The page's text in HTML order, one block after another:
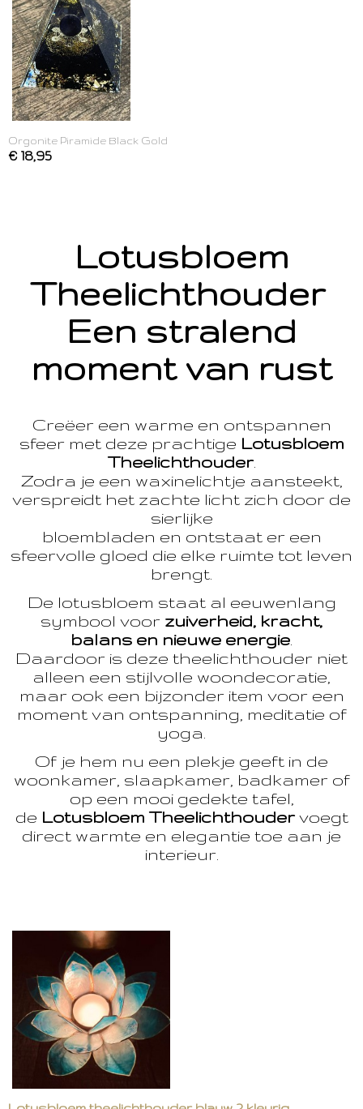
Orgonite Piramide Black Gold
€ 18,95
Lotusbloem
Theelichthouder
Een stralend
moment van rust
Creëer een warme en ontspannen
sfeer met deze prachtige Lotusbloem
Theelichthouder.
Zodra je een waxinelichtje aansteekt,
verspreidt het zachte licht zich door de
sierlijke
bloembladen en ontstaat er een
sfeervolle gloed die elke ruimte tot leven
brengt.
De lotusbloem staat al eeuwenlang
symbool voor zuiverheid, kracht,
balans en nieuwe energie
Daardoor is deze theelichthouder niet
alleen een stijlvolle woondecoratie,
maar ook een bijzonder item voor een
moment van ontspanning, meditatie of
yoga.
Of je hem nu een plekje geeft in de
woonkamer, slaapkamer, badkamer of
op een mooi gedekte tafel,
de Lotusbloem Theelichthoudervoegt
direct warmte en elegantie toe aan je
interieur.